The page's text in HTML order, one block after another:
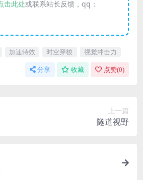
击此处或联系站长反馈，qq：
加速特效 时空穿梭 视觉冲击力
分享 收藏 点赞(0)
上一篇
隧道视野